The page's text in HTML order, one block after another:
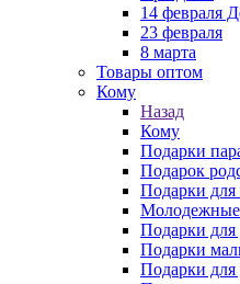
14 февраля
23 февраля
8 марта
Товары оптом
Кому
Назад
Кому
Подарки
Подарок
Подарки для
Молодежные
Подарки для
Подарки
Подарки для